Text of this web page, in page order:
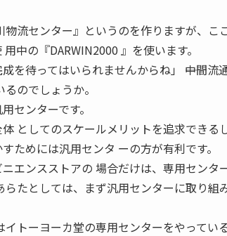
物流センター』というのを作りますが、
中の『DARWIN2000 』を使います。
を待ってはいられませんからね」 ――中間
のでしょうか。
センターです。
としてのスケールメリットを追求できる
ためには汎用センタ ーの方が有利です。
エンスストアの 場合だけは、専用センタ
らたとしては、まず汎用センターに取り組
イトーヨーカ堂の専用センターをやってい